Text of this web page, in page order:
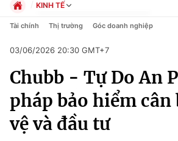
Chuyên mục
Chính trị
Xã hội
KINH TẾ
Chính trị
Pháp luật
Kinh tế
Thể thao
Truyền hình
Văn hóa - Giải trí
Tài chính Thị trường Góc doanh nghiệp
03/06/2026 20:30 GMT+7
Chubb - Tự Do An
pháp bảo hiểm cân
vệ và đầu tư